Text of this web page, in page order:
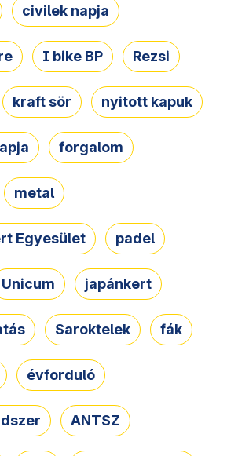
civilek napja
I bike BP Rezsi
kraft sör nyitott kapuk
forgalom
metal
Egyesület padel
Unicum japánkert
Saroktelek fák
évforduló
ANTSZ